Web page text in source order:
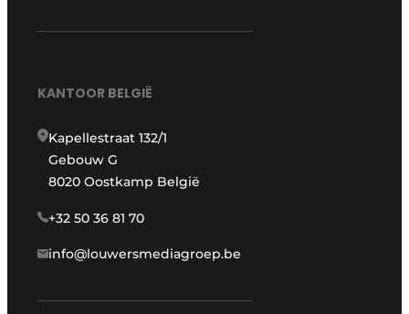
KANTOOR BELGIË
Kapellestraat 132/1
Gebouw G
8020 Oostkamp België
+32 50 36 81 70
info@louwersmediagroep.be